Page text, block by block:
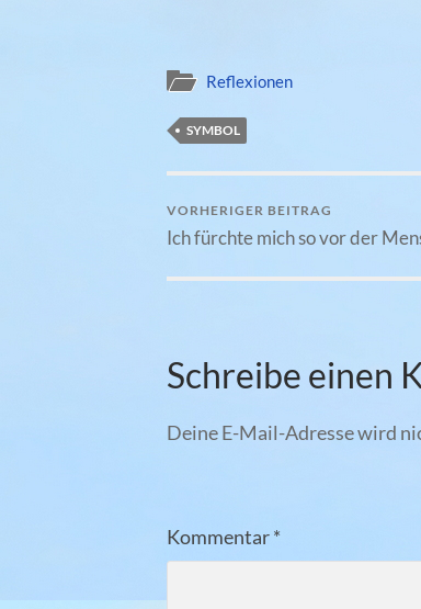
Reflexionen
SYMBOL
VORHERIGER BEITRAG
Ich fürchte mich so vor der
Schreibe einen
Deine E-Mail-Adresse wird
Kommentar*